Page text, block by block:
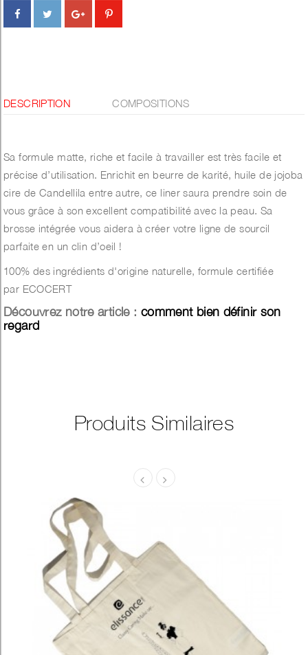
DESCRIPTION COMPOSITIONS
Sa formule matte, riche et facile à travailler est très facile et
précise d’utilisation. Enrichit en beurre de karité, huile de jojoba
cire de Candellila entre autre, ce liner saura prendre soin de
vous grâce à son excellent compatibilité avec la peau. Sa
brosse intégrée vous aidera à créer votre ligne de sourcil
parfaite en un clin d’oeil !
100% des ingrédients d'origine naturelle, formule certifiée
par ECOCERT
Découvrez notre article : comment bien définir son
regard
Produits Similaires